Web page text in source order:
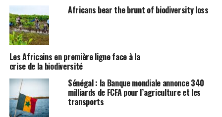
Africans bear the brunt of biodiversity loss
Les Africains en première ligne face à la
crise de la biodiversité
Sénégal : la Banque mondiale annonce 340
milliards de FCFA pour l’agriculture et les
transports